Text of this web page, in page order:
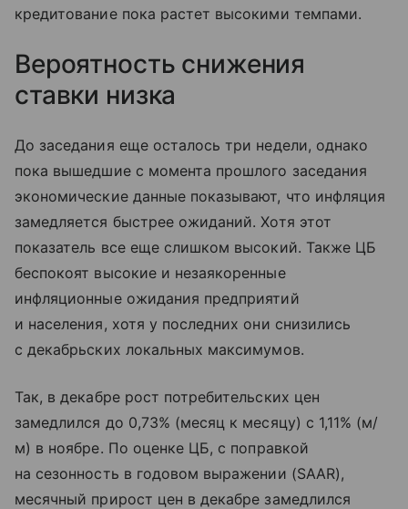
кредитование пока растет высокими темпами.
Вероятность снижения
ставки низка
До заседания еще осталось три недели, однако
пока вышедшие с момента прошлого заседания
экономические данные показывают, что инфляция
замедляется быстрее ожиданий. Хотя этот
показатель все еще слишком высокий. Также ЦБ
беспокоят высокие и незаякоренные
инфляционные ожидания предприятий
и населения, хотя у последних они снизились
с декабрьских локальных максимумов.
Так, в декабре рост потребительских цен
замедлился до 0,73% (месяц к месяцу) с 1,11% (м/
м) в ноябре. По оценке ЦБ, с поправкой
на сезонность в годовом выражении (SAAR),
месячный прирост цен в декабре замедлился